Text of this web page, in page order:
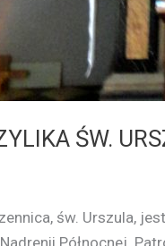
ŚW.
św. Urszula,
Północnej.